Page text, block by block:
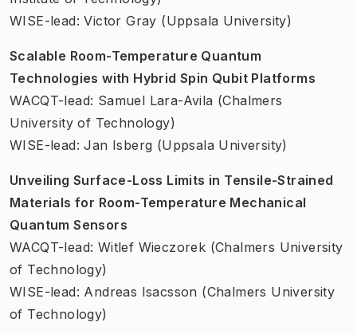
WISE-lead: Victor Gray (Uppsala University)
Scalable Room-Temperature Quantum
Technologies with Hybrid Spin Qubit Platforms
WACQT-lead: Samuel Lara-Avila (Chalmers
University of Technology)
WISE-lead: Jan Isberg (Uppsala University)
Unveiling Surface-Loss Limits in Tensile-Strained
Materials for Room-Temperature Mechanical
Quantum Sensors
WACQT-lead: Witlef Wieczorek (Chalmers University
of Technology)
WISE-lead: Andreas Isacsson (Chalmers University
of Technology)